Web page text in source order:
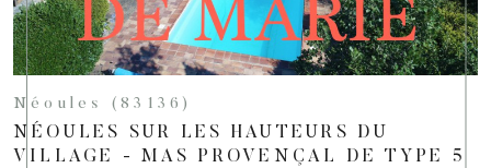
Néoules (83136)
NÉOULES SUR LES HAUTEURS DU
VILLAGE - MAS PROVENÇAL DE TYPE 5